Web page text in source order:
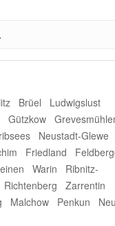
Brüel
Ludwigslust
Gützkow
Neustadt-Glewe
Friedland
Warin
Ribnitz-
Richtenberg
Zarrentin
Malchow Penkun